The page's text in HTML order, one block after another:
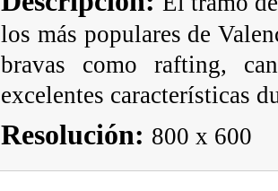
los más populares de
bravas como rafting,
excelentes características
Resolución: 800 x 600